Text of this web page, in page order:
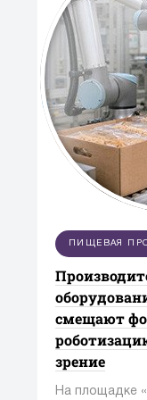
ПИЩЕВАЯ
смещают
зрение
На площадке